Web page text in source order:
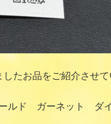
たお品をご紹介させて
ド ガーネット ダイ